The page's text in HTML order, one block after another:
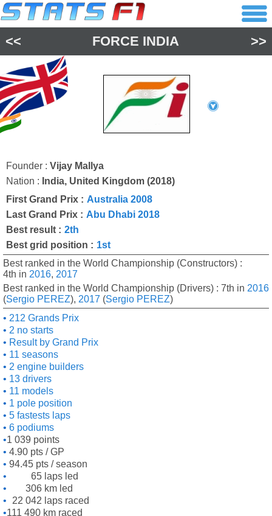
<< FORCE INDIA >>
Founder : Vijay Mallya
Nation : India, United Kingdom (2018)
First Grand Prix : Australia 2008
Last Grand Prix : Abu Dhabi 2018
Best result : 2th
Best grid position : 1st
Best ranked in the World Championship (Constructors) :
4th in 2016, 2017
Best ranked in the World Championship (Drivers) : 7th in 2016
(Sergio PEREZ), 2017 (Sergio PEREZ)
212 Grands Prix
2 no starts
Result by Grand Prix
11 seasons
2 engine builders
13 drivers
11 models
1 pole position
5 fastests laps
6 podiums
1 039 points
4.90 pts / GP
94.45 pts / season
65 laps led
306 km led
22 042 laps raced
111 490 km raced